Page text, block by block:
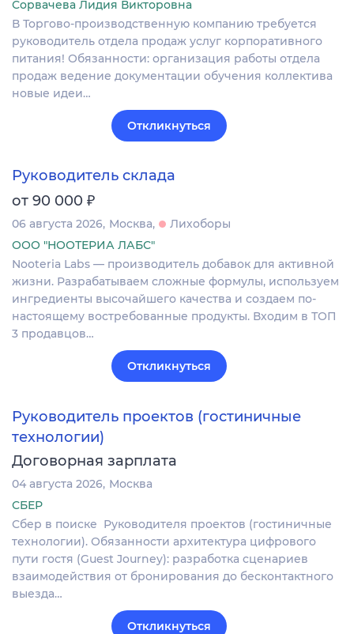
Сорвачева Лидия Викторовна
В Торгово-производственную компанию требуется
руководитель отдела продаж услуг корпоративного
питания! Обязанности: организация работы отдела
продаж ведение документации обучения коллектива
новые идеи…
Откликнуться
Руководитель склада
от 90 000 ₽
06 августа 2026 Москва
Лихоборы
ООО "НООТЕРИА ЛАБС"
Nooteria Labs — производитель добавок для активной
жизни. Разрабатываем сложные формулы, используем
ингредиенты высочайшего качества и создаем по-
настоящему востребованные продукты. Входим в ТОП
3 продавцов…
Откликнуться
Руководитель проектов (гостиничные
технологии)
Договорная зарплата
04 августа 2026 Москва
СБЕР
Сбер в поиске Руководителя проектов (гостиничные
технологии). Обязанности архитектура цифрового
пути гостя (Guest Journey): разработка сценариев
взаимодействия от бронирования до бесконтактного
выезда…
Откликнуться